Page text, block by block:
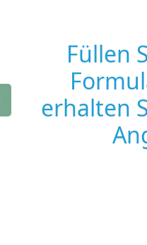
Füllen
erhalten